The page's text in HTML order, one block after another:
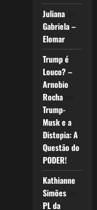
Julianaem
Gabriela –
Elomar
Trump é
Louco? –
Arnobio
Rochaem
Trump-
Musk e a
Distopia: A
Questão do
PODER!
Kathianne
Simõesem
PL da